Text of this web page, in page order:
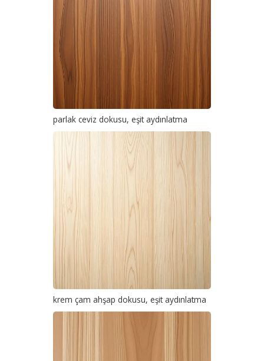
parlak ceviz dokusu, eşit aydınlatma
krem çam ahşap dokusu, eşit aydınlatma